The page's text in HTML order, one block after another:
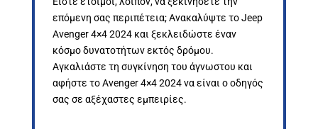
επόμενη σας περιπέτεια; Ανακαλύψτε το Jeep
Avenger 4×4 2024 και ξεκλειδώστε έναν
κόσμο δυνατοτήτων εκτός δρόμου.
Αγκαλιάστε τη συγκίνηση του άγνωστου και
αφήστε το Avenger 4×4 2024 να είναι ο οδηγός
σας σε αξέχαστες εμπειρίες.